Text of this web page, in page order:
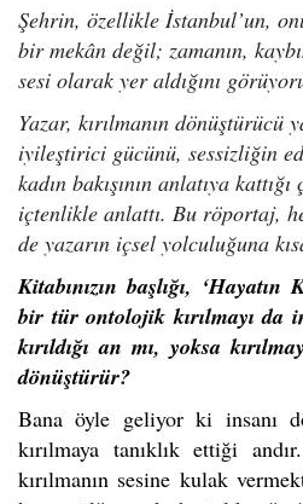
Şehrin, özellikle İstanbul’un,
bir mekân değil; zamanın,
sesi olarak yer aldığını
Yazar, kırılmanın dönüştürücü
iyileştirici gücünü, sessizliğin
kadın bakışının anlatıya
içtenlikle anlattı. Bu röportaj,
de yazarın içsel yolculuğuna
Kitabınızın başlığı,
bir tür ontolojik kırılmayı da
kırıldığı an mı, yoksa
dönüştürür?
Bana öyle geliyor ki insanı
kırılmaya tanıklık ettiği
kırılmanın sesine kulak